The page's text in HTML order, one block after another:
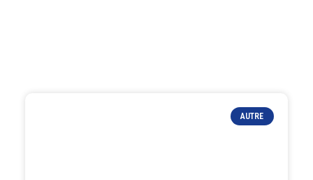
AUTRE